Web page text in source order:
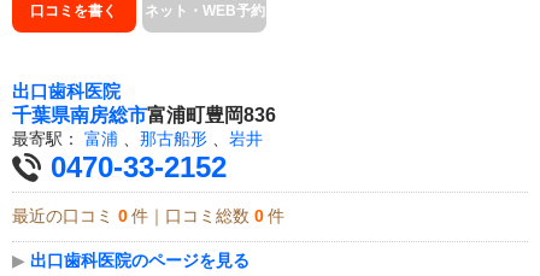
口コミを書く ネット・WEB予約
出口歯科医院
千葉県南房総市富浦町豊岡836
最寄駅： 富浦 那古船形 岩井
0470-33-2152
最近の口コミ 0 件｜口コミ総数 0 件
▶ 出口歯科医院のページを見る